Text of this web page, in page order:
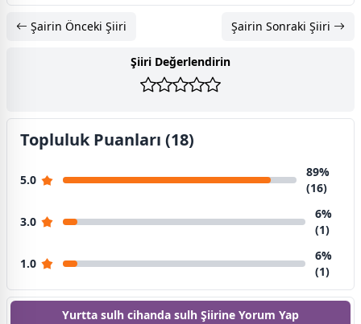
Şairin Önceki Şiiri Şairin Sonraki Şiiri
Şiiri Değerlendirin
Topluluk Puanları (18)
5.0
89%
(16)
3.0
6%
(1)
1.0
6%
(1)
Yurtta sulh cihanda sulh Şiirine Yorum Yap